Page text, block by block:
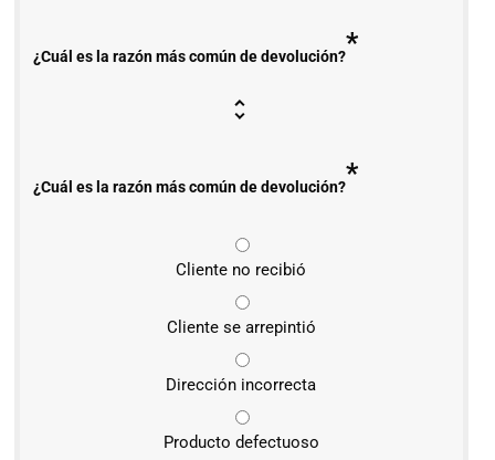
¿Cuál es la razón más común de devolución?*
¿Cuál es la razón más común de devolución?*
Cliente no recibió
Cliente se arrepintió
Dirección incorrecta
Producto defectuoso